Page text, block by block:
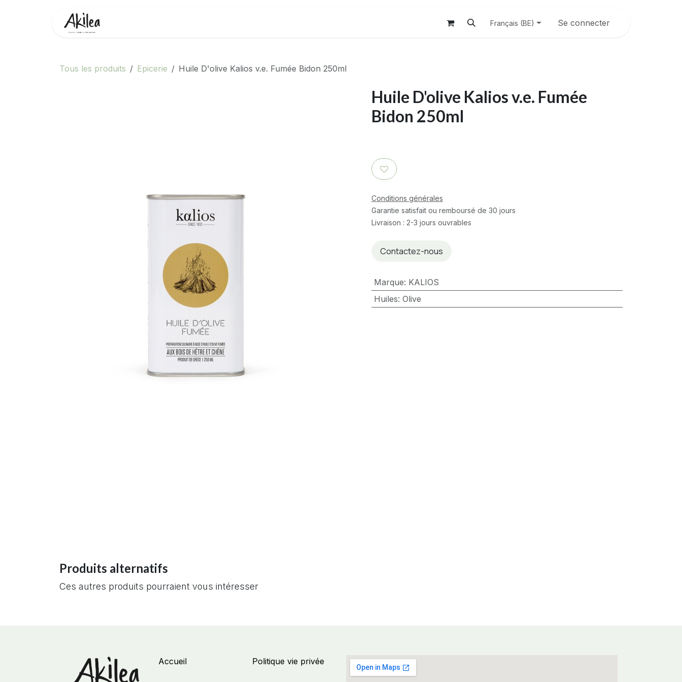
Français (BE) Se connecter
Tous les produits Epicerie Huile D'olive Kalios v.e. Fumée Bidon 250ml
Huile D'olive Kalios v.e. Fumée
Bidon 250ml
Conditions générales
Garantie satisfait ou remboursé de 30 jours
Livraison : 2-3 jours ouvrables
Contactez-nous
Marque: KALIOS
Huiles: Olive
Produits alternatifs
Ces autres produits pourraient vous intéresser
Politique vie privée
Accueil